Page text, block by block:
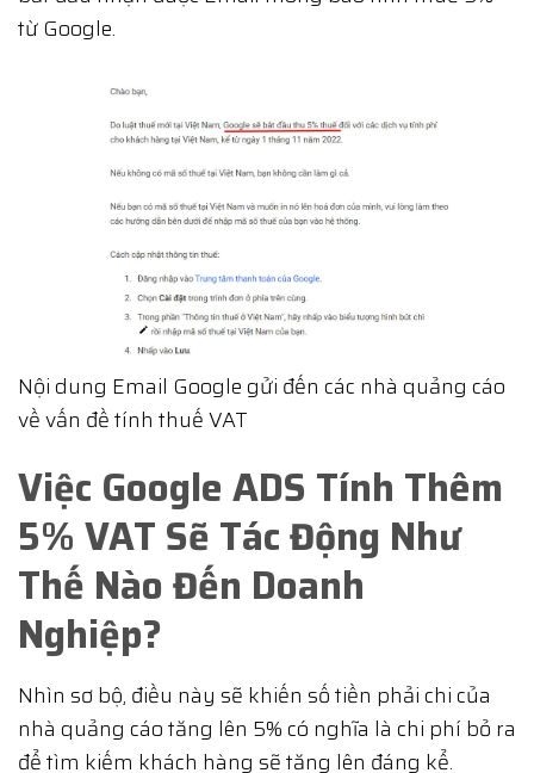
từ Google.
Nội dung Email Google gửi đến các nhà quảng cáo
về vấn đề tính thuế VAT
Việc Google ADS Tính Thêm
5% VAT Sẽ Tác Động Như
Thế Nào Đến Doanh
Nghiệp?
Nhìn sơ bộ, điều này sẽ khiến số tiền phải chi của
nhà quảng cáo tăng lên 5% có nghĩa là chi phí bỏ ra
để tìm kiếm khách hàng sẽ tăng lên đáng kể.